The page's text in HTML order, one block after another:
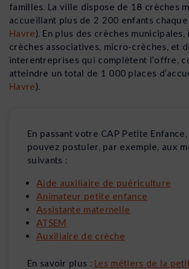
familles. La ville dispose de 18 crèches
accueillant plus de 2 200 enfants chaque
Havre)​. En plus des crèches municipales,
crèches associatives, micro-crèches, et
interentreprises qui complètent l’offre,
atteindre un total de 1 000 places
Havre)​.
En passant votre CAP Petite
pouvez postuler, par exemple, aux
suivants :
Aide auxiliaire de puériculture
Animateur petite enfance
Assistante maternelle
ATSEM
Auxiliaire de crèche
En savoir plus : Les métiers de la